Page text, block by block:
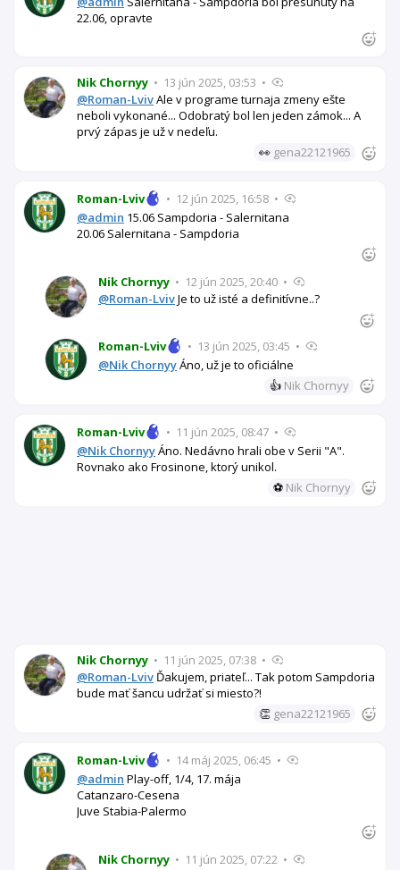
22.06, opravte
Nik Chornyy • 13 jún 2025, 03:53 •
@Roman-LvivAle v programe turnaja zmeny ešte
neboli vykonané... Odobratý bol len jeden zámok... A
prvý zápas je už v nedeľu.
👀 gena22121965
Roman-Lviv • 12 jún 2025, 16:58 •
@admin 15.06 Sampdoria - Salernitana
20.06 Salernitana - Sampdoria
Nik Chornyy • 12 jún 2025, 20:40 •
@Roman-LvivJe to už isté a definitívne..?
Roman-Lviv • 13 jún 2025, 03:45 •
@Nik ChornyyÁno, už je to oficiálne
👍 Nik Chornyy
Roman-Lviv • 11 jún 2025, 08:47 •
@Nik ChornyyÁno. Nedávno hrali obe v Serii "A".
Rovnako ako Frosinone, ktorý unikol.
⚽ Nik Chornyy
Nik Chornyy • 11 jún 2025, 07:38 •
@Roman-Lviv Ďakujem, priateľ... Tak potom Sampdoria
bude mať šancu udržať si miesto?!
👏 gena22121965
Roman-Lviv • 14 máj 2025, 06:45 •
@admin Play-off, 1/4, 17. mája
Catanzaro-Cesena
Juve Stabia-Palermo
Nik Chornyy • 11 jún 2025, 07:22 •